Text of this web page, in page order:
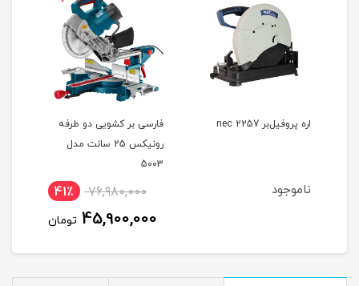
اره پروفیل‌بر 2257 nec
ناموجود
فارسی بر کشویی دو طرفه
رونیکس 25 سانت مدل
5003
76,980,000 41٪
45,900,000 تومان